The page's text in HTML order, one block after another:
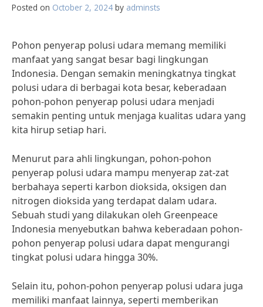
Posted on October 2, 2024 by adminsts
Pohon penyerap polusi udara memang memiliki
manfaat yang sangat besar bagi lingkungan
Indonesia. Dengan semakin meningkatnya tingkat
polusi udara di berbagai kota besar, keberadaan
pohon-pohon penyerap polusi udara menjadi
semakin penting untuk menjaga kualitas udara yang
kita hirup setiap hari.
Menurut para ahli lingkungan, pohon-pohon
penyerap polusi udara mampu menyerap zat-zat
berbahaya seperti karbon dioksida, oksigen dan
nitrogen dioksida yang terdapat dalam udara.
Sebuah studi yang dilakukan oleh Greenpeace
Indonesia menyebutkan bahwa keberadaan pohon-
pohon penyerap polusi udara dapat mengurangi
tingkat polusi udara hingga 30%.
Selain itu, pohon-pohon penyerap polusi udara juga
memiliki manfaat lainnya, seperti memberikan